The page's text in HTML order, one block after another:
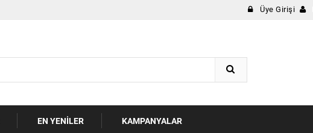
Üye Girişi
EN YENILER KAMPANYALAR